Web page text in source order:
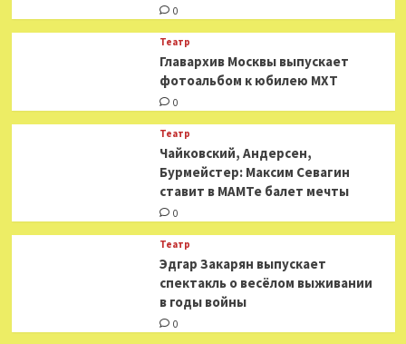
0
Театр
​​Главархив Москвы выпускает
фотоальбом к юбилею МХТ
0
Театр
​​Чайковский, Андерсен,
Бурмейстер: Максим Севагин
ставит в МАМТе балет мечты
0
Театр
Эдгар Закарян выпускает
спектакль о весёлом выживании
в годы войны
0